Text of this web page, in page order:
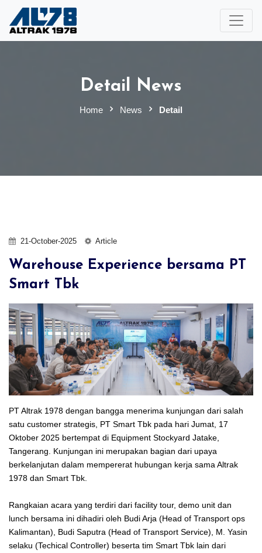
Detail News
Home News Detail
21-October-2025 Article
Warehouse Experience bersama PT
Smart Tbk
PT Altrak 1978 dengan bangga menerima kunjungan dari salah
satu customer strategis, PT Smart Tbk pada hari Jumat, 17
Oktober 2025 bertempat di Equipment Stockyard Jatake,
Tangerang. Kunjungan ini merupakan bagian dari upaya
berkelanjutan dalam mempererat hubungan kerja sama Altrak
1978 dan Smart Tbk.
Rangkaian acara yang terdiri dari facility tour, demo unit dan
lunch bersama ini dihadiri oleh Budi Arja (Head of Transport ops
Kalimantan), Budi Saputra (Head of Transport Service), M. Yasin
selaku (Techical Controller) beserta tim Smart Tbk lain dari